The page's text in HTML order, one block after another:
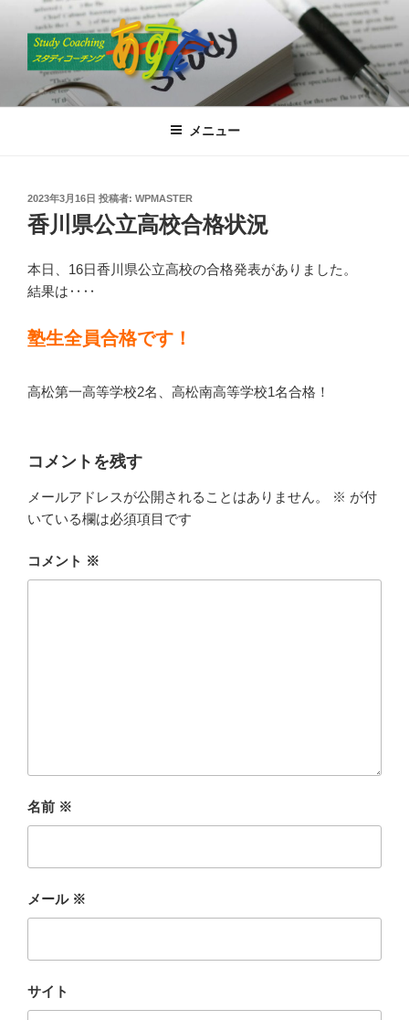
スタディコーチングあすた
高松で国語塾といえば”あすた”
メニュー
投
稿
日:
2023年3月16日 投稿者: WPMASTER
香川県公立高校合格状況
本日、16日香川県公立高校の合格発表がありました。
結果は‥‥
塾生全員合格です！
高松第一高等学校2名、高松南高等学校1名合格！
コメントを残す
メールアドレスが公開されることはありません。 ※ が付
いている欄は必須項目です
コメント ※
名前 ※
メール ※
サイト